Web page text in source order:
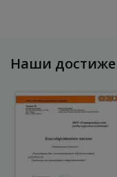
Наши